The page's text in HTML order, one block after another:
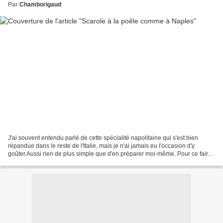
Par Chamborigaud
J'ai souvent entendu parlé de cette spécialité napolitaine qui s'est bien
répandue dans le reste de l'Italie, mais je n'ai jamais eu l'occasion d'y
goûter.Aussi rien de plus simple que d'en préparer moi-même. Pour ce faire